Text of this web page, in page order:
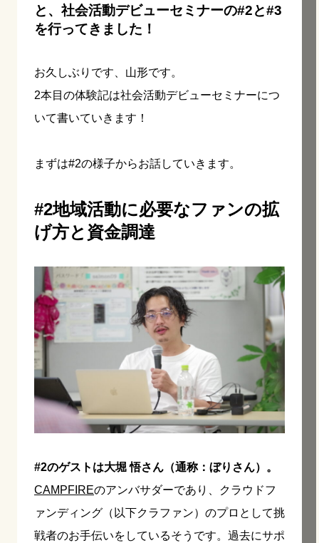
と、社会活動デビューセミナーの#2と#3
を行ってきました！
お久しぶりです、山形です。
2本目の体験記は社会活動デビューセミナーにつ
いて書いていきます！
まずは#2の様子からお話していきます。
#2地域活動に必要なファンの拡
げ方と資金調達
#2のゲストは大堀 悟さん（通称：ぼりさん）。
CAMPFIREのアンバサダーであり、クラウドフ
ァンディング（以下クラファン）のプロとして挑
戦者のお手伝いをしているそうです。過去にサポ